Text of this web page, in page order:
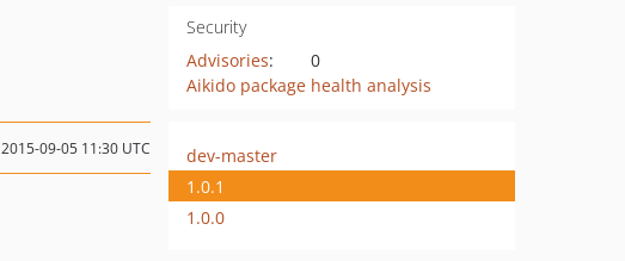
Security
Advisories:
0
Aikido package health analysis
2015-09-05 11:30 UTC
dev-master
1.0.1
1.0.0